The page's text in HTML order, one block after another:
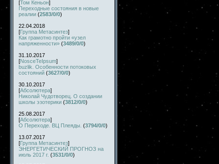
[Том Кеньон]
Переходные состояния в новые
реалии (2583/0/0)
22.04.2018
[Группа Метасинтез]
Как грамотно пройти «узел
напряженности» (3489/0/0)
31.10.2017
[NosceTeIpsum]
buzlik. Особенности потоковых
состояний (3627/0/0)
30.10.2017
[Абсолютера]
Николай Чудотворец. О создании
школы эзотерики (3812/0/0)
25.08.2017
[Абсолютера]
О Переходе. ВЦ Плеяды. (3794/0/0)
13.07.2017
[Группа Метасинтез]
ЭНЕРГЕТИЧЕСКИЙ ПРОГНОЗ на
июль 2017 г. (3531/0/0)